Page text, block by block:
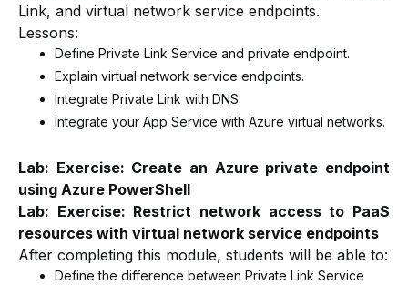
Link, and virtual network service endpoints.
Lessons:
Define Private Link Service and private endpoint.
Explain virtual network service endpoints.
Integrate Private Link with DNS.
Integrate your App Service with Azure virtual networks.
Lab: Exercise: Create an Azure private endpoint
using Azure PowerShell
Lab: Exercise: Restrict network access to PaaS
resources with virtual network service endpoints
After completing this module, students will be able to:
Define the difference between Private Link Service